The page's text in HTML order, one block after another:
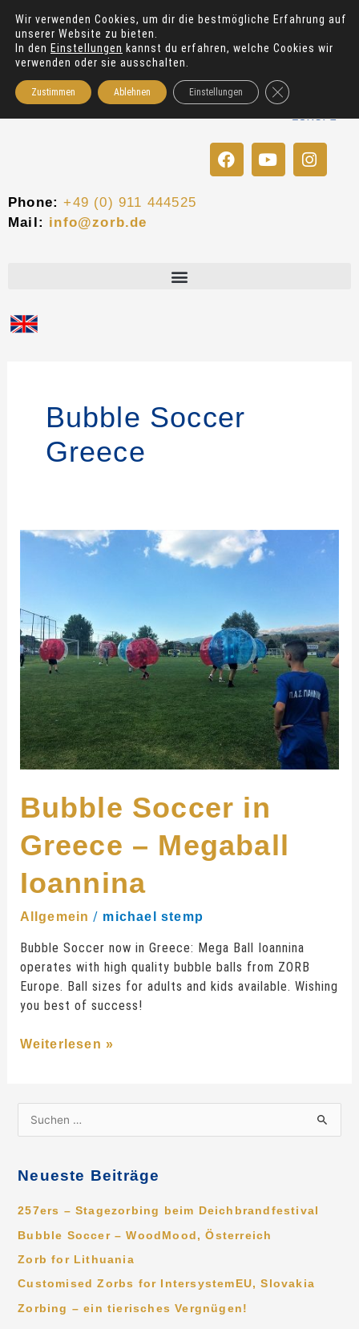
Inhalt
springen
F
a
Y
o
I
n
Phone: +49 (0) 911 444525
Mail: info@zorb.de
Bubble Soccer
Greece
Bubble Soccer in
Greece – Megaball
Ioannina
Allgemein / michael stemp
Bubble Soccer now in Greece: Mega Ball Ioannina
operates with high quality bubble balls from ZORB
Europe. Ball sizes for adults and kids available. Wishing
you best of success!
Bubble
Megaball
Ioannina
Weiterlesen »
e
n
n
Neueste Beiträge
257ers – Stagezorbing beim Deichbrandfestival
Bubble Soccer – WoodMood, Österreich
Zorb for Lithuania
Customised Zorbs for IntersystemEU, Slovakia
Zorbing – ein tierisches Vergnügen!
Wir verwenden Cookies, um dir die bestmögliche Erfahrung auf
unserer Website zu bieten.
In den Einstellungen kannst du erfahren, welche Cookies wir
verwenden oder sie ausschalten.
Zustimmen Ablehnen Einstellungen GDPR Cookie-